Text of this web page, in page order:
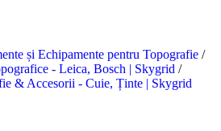
și Echipamente pentru Topografie /
- Leica, Bosch | Skygrid /
& Accesorii - Cuie, Ținte | Skygrid